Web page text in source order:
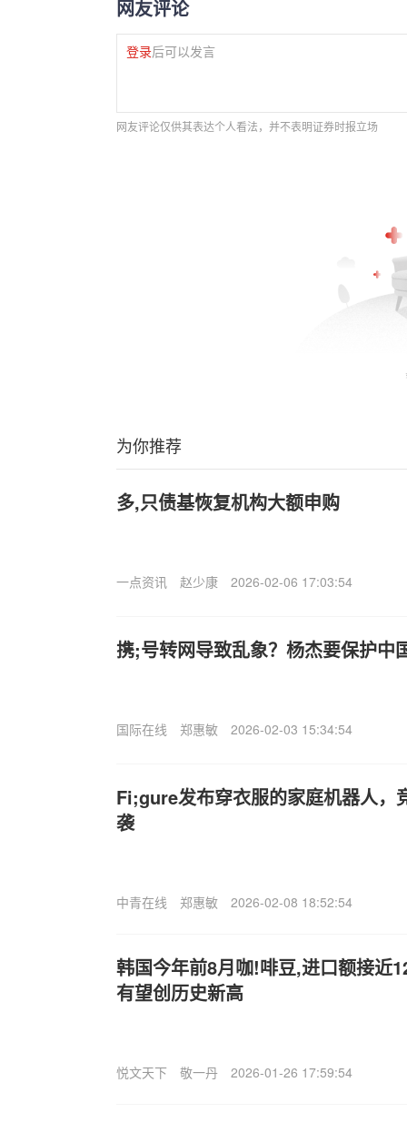
网友评论
登录后可以发言
网友评论仅供其表达个人看法，并不表明证券时报立场
为你推荐
多,只债基恢复机构大额申购
一点资讯 赵少康 2026-02-06 17:03:54
携;号转网导致乱象？杨杰要保护中
国际在线 郑惠敏 2026-02-03 15:34:54
Fi;gure发布穿衣服的家庭机器人，
袭
中青在线 郑惠敏 2026-02-08 18:52:54
韩国今年前8月咖!啡豆,进口额接近
有望创历史新高
悦文天下 敬一丹 2026-01-26 17:59:54